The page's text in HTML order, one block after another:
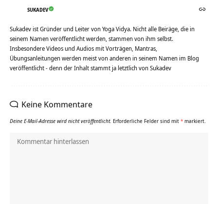
SUKADEV
Sukadev ist Gründer und Leiter von Yoga Vidya. Nicht alle Beiräge, die in
seinem Namen veröffentlicht werden, stammen von ihm selbst.
Insbesondere Videos und Audios mit Vorträgen, Mantras,
Übungsanleitungen werden meist von anderen in seinem Namen im Blog
veröffentlicht - denn der Inhalt stammt ja letztlich von Sukadev
Keine Kommentare
Deine E-Mail-Adresse wird nicht veröffentlicht. Erforderliche Felder sind mit * markiert.